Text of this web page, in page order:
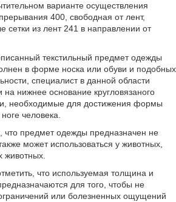
варианте осуществления
400, свободная от лент,
сетки из лент 241 в направлении от
текстильный предмет одежды
в форме носка или обуви и подобных
специалист в данной области
на нижнее основание кругловязаного
необходимые для достижения формы
человека.
что предмет одежды предназначен не
может использоваться у животных,
что используемая толщина и
для того, чтобы не
или болезненных ощущений